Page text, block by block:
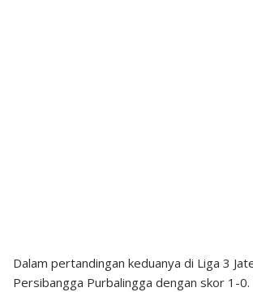
Dalam pertandingan keduanya di Liga 3
Persibangga Purbalingga dengan skor 1-